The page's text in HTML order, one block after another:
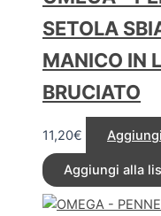
SETOLA
MANICO IN
BRUCIATO
11,20€
Aggiungi alla